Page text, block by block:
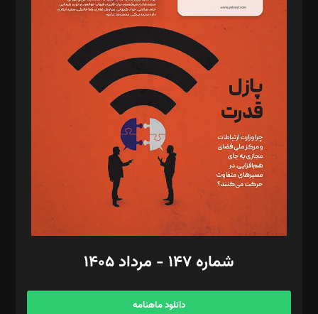
د‌بیر حقوق فناوری: حسام‌الدین ایپکچی
د‌بیر پیوست جهان: مینا پاکدل
د‌بیر تحریریه آنلاین: بابک نقاش
تحریریه‌: مجتبی محمود‌ی، آرش برهمند، یسنا امان‌پور، سروش کرمیان،
مصطفی مسجدی آرانی، ابوالفضل رجبی، زهرا فکرانه، فائزه فتحی
رستمی،مصطفی باستان
ویرایش: نگار استاد‌‌آقا
طراح یونیفرم: مجید توکلی
فیلمبرداری و عکاسی: امیر شفیعی، مانی لطفی زاده
گرافیک و صفحه‌آرایی: سید‌سبحان‌علی ثابت
مد‌یر توسعه تجاری: کامبیز برید‌
امور مالی: شاپور رهبری، محمد‌ کاظمی‌نیا
آگهی و مشترکین: ۰۹۱۹۹۹۹۰۴۵۴
شماره ۱۴۷ - مرداد ۱۴۰۵
دانلود ماهنامه